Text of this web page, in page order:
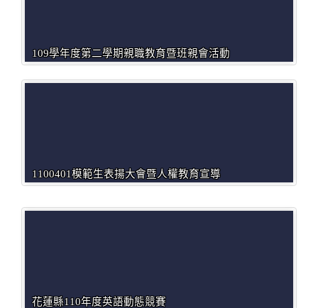
109學年度第二學期親職教育暨班親會活動
1100401模範生表揚大會暨人權教育宣導
花蓮縣110年度英語動態競賽